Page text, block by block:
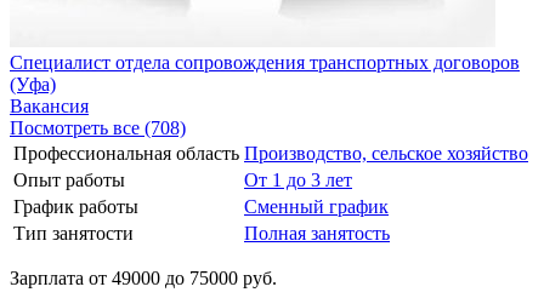
Специалист отдела сопровождения транспортных договоров
(Уфа)
Вакансия
Посмотреть все (708)
Профессиональная область Производство, сельское хозяйство
Опыт работы
От 1 до 3 лет
График работы
Сменный график
Тип занятости
Полная занятость
Зарплата от 49000 до 75000 руб.